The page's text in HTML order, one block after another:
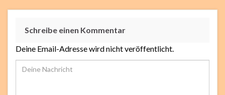
Schreibe einen Kommentar
Deine Email-Adresse wird nicht veröffentlicht.